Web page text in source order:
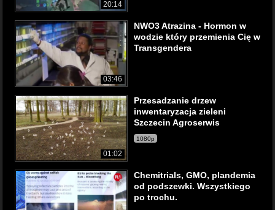
20:14
03:46
NWO3 Atrazina - Hormon w
wodzie który przemienia Cię w
Transgendera
01:02
Przesadzanie drzew
inwentaryzacja zieleni
Szczecin Agroserwis
1080p
Chemitrials, GMO, plandemia
od podszewki. Wszystkiego
po trochu.